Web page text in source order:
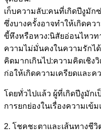
เก็บความลับ:คนที่เกิดปีงูมั
ซึ่งบางครั้งอาจทำให้เกิดค
ขี้หึงหรือหวง:นิสัยอ่อนไหว
ความไม่มั่นคงในความรักได้
คิดมากเกินไป:ความคิดเชิง
ก่อให้เกิดความเครียดและค
โดยทั่วไปแล้ว ผู้ที่เกิดปีงูมัก
การยกย่องในเรื่องความเข้ม
2. โชคชะตาและเส้นทางชีวิ